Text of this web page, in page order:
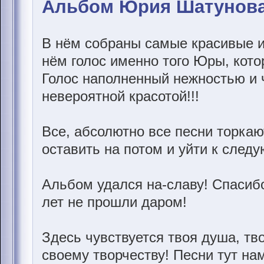
Альбом Юрия
В нём собраны самые
нём голос именно того Юры,
Голос наполненный нежностью и
невероятной красотой!!!
Все, абсолютно все песни
оставить на потом и уйти к
Альбом удался на-славу!
лет не прошли даром!
Здесь чувствуется твоя душа,
своему творчеству! Песни тут